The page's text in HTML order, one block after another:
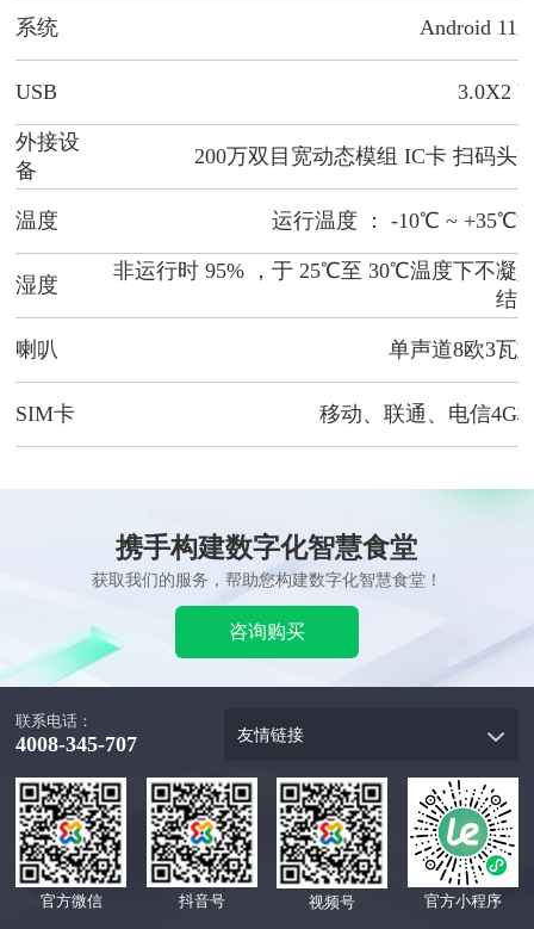
系统 Android 11
USB 3.0X2
外接设
备
200万双目宽动态模组 IC卡 扫码头
温度 运行温度 ： -10℃ ~ +35℃
湿度
非运行时 95% ，于 25℃至 30℃温度下不凝
结
喇叭 单声道8欧3瓦
SIM卡 移动、联通、电信4G
携手构建数字化智慧食堂
获取我们的服务，帮助您构建数字化智慧食堂！
咨询购买
联系电话：
4008-345-707 友情链接
官方微信 抖音号 视频号 官方小程序